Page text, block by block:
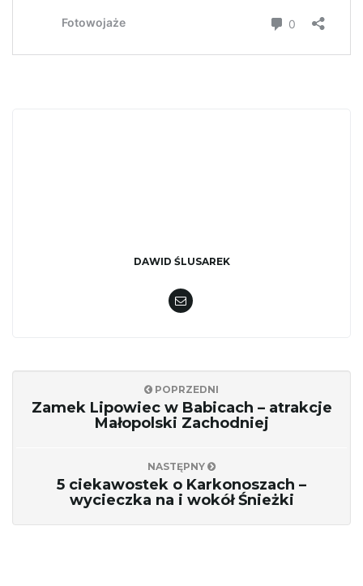
DAWID ŚLUSAREK
POPRZEDNI
Zamek Lipowiec w Babicach – atrakcje
Małopolski Zachodniej
NASTĘPNY
5 ciekawostek o Karkonoszach –
wycieczka na i wokół Śnieżki